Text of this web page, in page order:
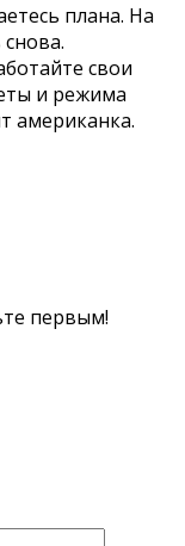
плана. На
свои
и режима
американка.
первым!